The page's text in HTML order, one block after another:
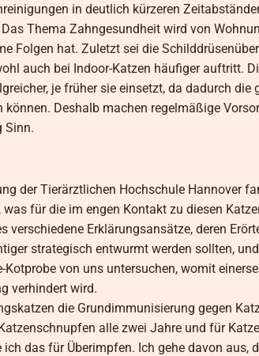
in deutlich kürzeren
Thema Zahngesundheit wird von
Folgen hat. Zuletzt sei die
auch bei Indoor-Katzen häufiger auftritt.
je früher sie einsetzt, da dadurch die
Deshalb machen regelmäßige
Sinn.
der Tierärztlichen Hochschule Hannover
für die im engen Kontakt zu diesen
Erklärungsansätze, deren
strategisch entwurmt werden sollten,
von uns untersuchen, womit
verhindert wird.
die Grundimmunisierung gegen
alle zwei Jahre und für
das für Überimpfen. Ich gehe davon aus,